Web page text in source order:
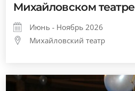
Михайловском театре
Июнь - Ноябрь 2026
Михайловский театр